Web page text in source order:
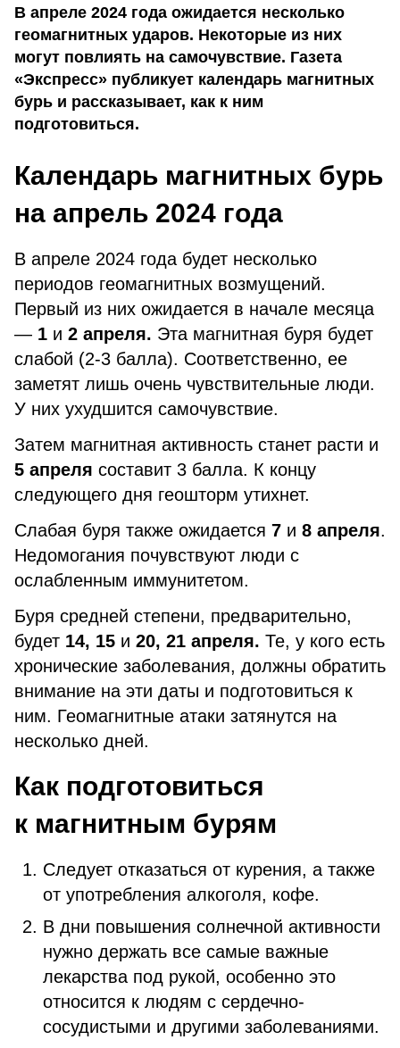
В апреле 2024 года ожидается несколько
геомагнитных ударов. Некоторые из них
могут повлиять на самочувствие. Газета
«Экспресс» публикует календарь магнитных
бурь и рассказывает, как к ним
подготовиться.
Календарь магнитных бурь
на апрель 2024 года
В апреле 2024 года будет несколько
периодов геомагнитных возмущений.
Первый из них ожидается в начале месяца
— 1 и 2 апреля. Эта магнитная буря будет
слабой (2-3 балла). Соответственно, ее
заметят лишь очень чувствительные люди.
У них ухудшится самочувствие.
Затем магнитная активность станет расти и
5 апреля составит 3 балла. К концу
следующего дня геошторм утихнет.
Слабая буря также ожидается 7 и 8 апреля.
Недомогания почувствуют люди с
ослабленным иммунитетом.
Буря средней степени, предварительно,
будет 14, 15 и 20, 21 апреля. Те, у кого есть
хронические заболевания, должны обратить
внимание на эти даты и подготовиться к
ним. Геомагнитные атаки затянутся на
несколько дней.
Как подготовиться
к магнитным бурям
Следует отказаться от курения, а также
от употребления алкоголя, кофе.
В дни повышения солнечной активности
нужно держать все самые важные
лекарства под рукой, особенно это
относится к людям с сердечно-
сосудистыми и другими заболеваниями.